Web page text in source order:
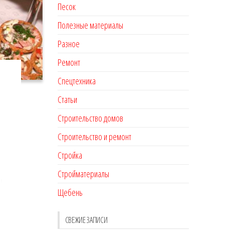
Песок
Полезные материалы
Разное
Ремонт
Спецтехника
Статьи
Строительство домов
Строительство и ремонт
Стройка
Стройматериалы
Щебень
СВЕЖИЕ ЗАПИСИ